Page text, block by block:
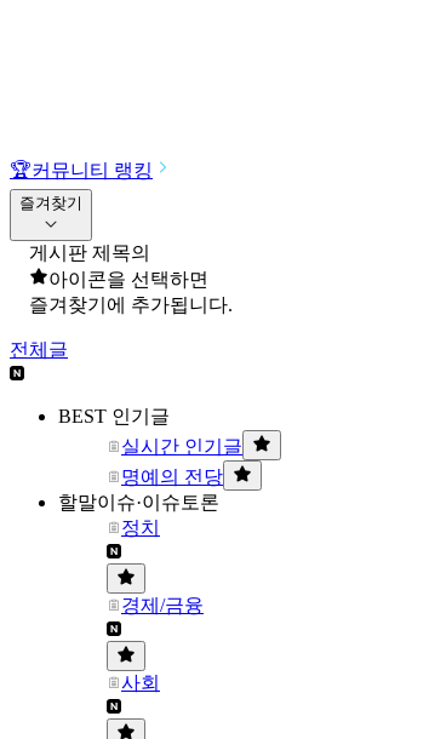
🏆커뮤니티 랭킹
즐겨찾기
게시판 제목의
아이콘을 선택하면
즐겨찾기에 추가됩니다.
전체글
BEST 인기글
실시간 인기글
명예의 전당
할말이슈·이슈토론
정치
경제/금융
사회